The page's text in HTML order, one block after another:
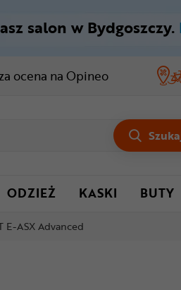
salon w Bydgoszczy.
ocena na Opineo
ODZIEŻ KASKI BUTY
E-ASX Advanced